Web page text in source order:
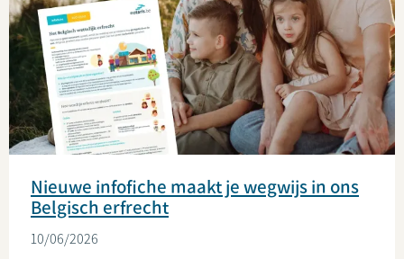
Nieuwe infofiche maakt je wegwijs in ons
Belgisch erfrecht
10/06/2026